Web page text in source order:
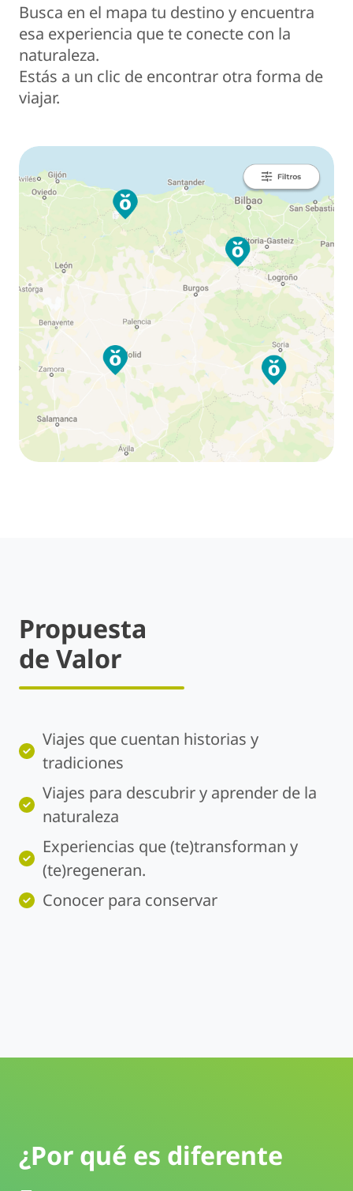
Busca en el mapa tu destino y encuentra
esa experiencia que te conecte con la
naturaleza.
Estás a un clic de encontrar otra forma de
viajar.
Propuesta
de Valor
Viajes que cuentan historias y
tradiciones
Viajes para descubrir y aprender de la
naturaleza
Experiencias que (te)transforman y
(te)regeneran.
Conocer para conservar
¿Por qué es diferente